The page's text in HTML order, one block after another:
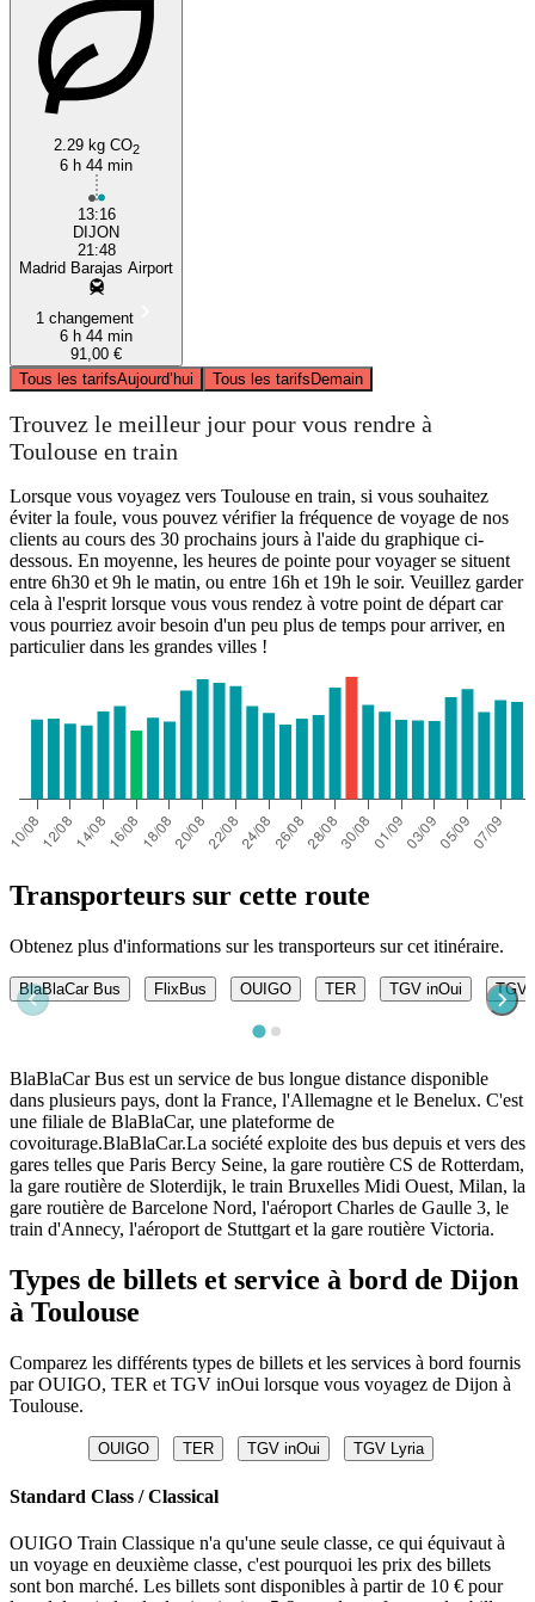
2.29 kg CO2
6 h 44 min
13:16
DIJON
21:48
Madrid Barajas Airport
1 changement
6 h 44 min
91,00 €
Tous les tarifsAujourd’hui Tous les tarifsDemain
Trouvez le meilleur jour pour vous rendre à
Toulouse en train
Lorsque vous voyagez vers Toulouse en train, si vous souhaitez
éviter la foule, vous pouvez vérifier la fréquence de voyage de nos
clients au cours des 30 prochains jours à l'aide du graphique ci-
dessous. En moyenne, les heures de pointe pour voyager se situent
entre 6h30 et 9h le matin, ou entre 16h et 19h le soir. Veuillez garder
cela à l'esprit lorsque vous vous rendez à votre point de départ car
vous pourriez avoir besoin d'un peu plus de temps pour arriver, en
particulier dans les grandes villes !
Transporteurs sur cette route
Obtenez plus d'informations sur les transporteurs sur cet itinéraire.
BlaBlaCar Bus FlixBus OUIGO TER TGV inOui TGV
BlaBlaCar Bus est un service de bus longue distance disponible
dans plusieurs pays, dont la France, l'Allemagne et le Benelux. C'est
une filiale de BlaBlaCar, une plateforme de
covoiturage.BlaBlaCar.La société exploite des bus depuis et vers des
gares telles que Paris Bercy Seine, la gare routière CS de Rotterdam,
la gare routière de Sloterdijk, le train Bruxelles Midi Ouest, Milan, la
gare routière de Barcelone Nord, l'aéroport Charles de Gaulle 3, le
train d'Annecy, l'aéroport de Stuttgart et la gare routière Victoria.
Types de billets et service à bord de Dijon
à Toulouse
Comparez les différents types de billets et les services à bord fournis
par OUIGO, TER et TGV inOui lorsque vous voyagez de Dijon à
Toulouse.
OUIGO TER TGV inOui TGV Lyria
Standard Class / Classical
OUIGO Train Classique n'a qu'une seule classe, ce qui équivaut à
un voyage en deuxième classe, c'est pourquoi les prix des billets
sont bon marché. Les billets sont disponibles à partir de 10 € pour